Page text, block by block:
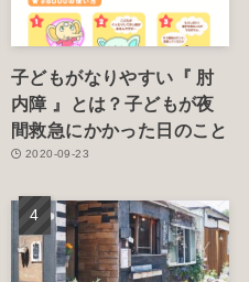
子どもがなりやすい『 肘
内障 』とは？子どもが夜
間救急にかかった日のこと
2020-09-23